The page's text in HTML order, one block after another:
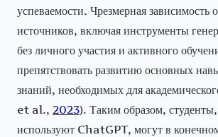
успеваемости. Чрезмерная зависимость
источников, включая инструменты
без личного участия и активного
препятствовать развитию основных
знаний, необходимых для
et al., 2023). Таким образом,
используют ChatGPT, могут в